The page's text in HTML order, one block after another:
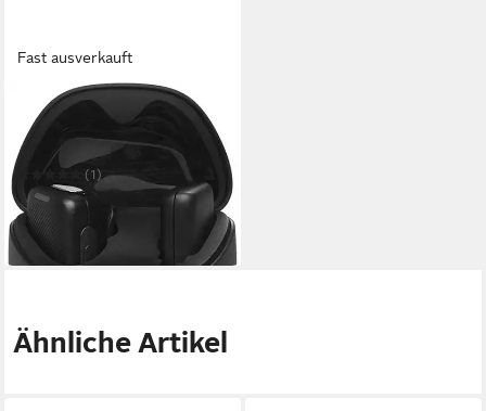
Fast ausverkauft
Mikrofon Quantum Stream
Wireless USB-C
(1)
88,90 € UVP 99,99 €
-11%
in 2-3 Werktagen bei dir
Ähnliche Artikel